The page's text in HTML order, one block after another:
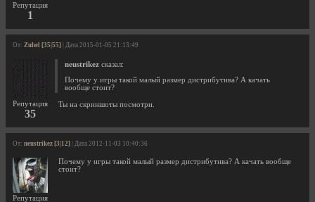
Репутация
1
От: Zuhel [35|55] | Дата 2015-01-05 21:13:49
Репутация
35
neustrikez сказал:
Почему у игры такой малый размер дистрибутива? А качать
вообще стоит?
Ты на скриншоты посмотри.
От: neustrikez [3|12] | Дата 2012-11-03 10:40:36
Репутация
Почему у игры такой малый размер дистрибутива? А качать вообще
стоит?